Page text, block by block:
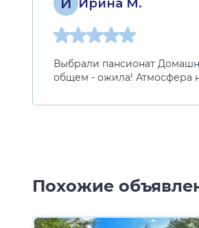
И Ирина М.
Выбрали пансионат
общем - ожила! Атмосфера
Похожие